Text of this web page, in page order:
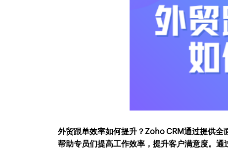
外贸跟单效率如何提升？Zoho CRM通过提供全
帮助专员们提高工作效率，提升客户满意度。